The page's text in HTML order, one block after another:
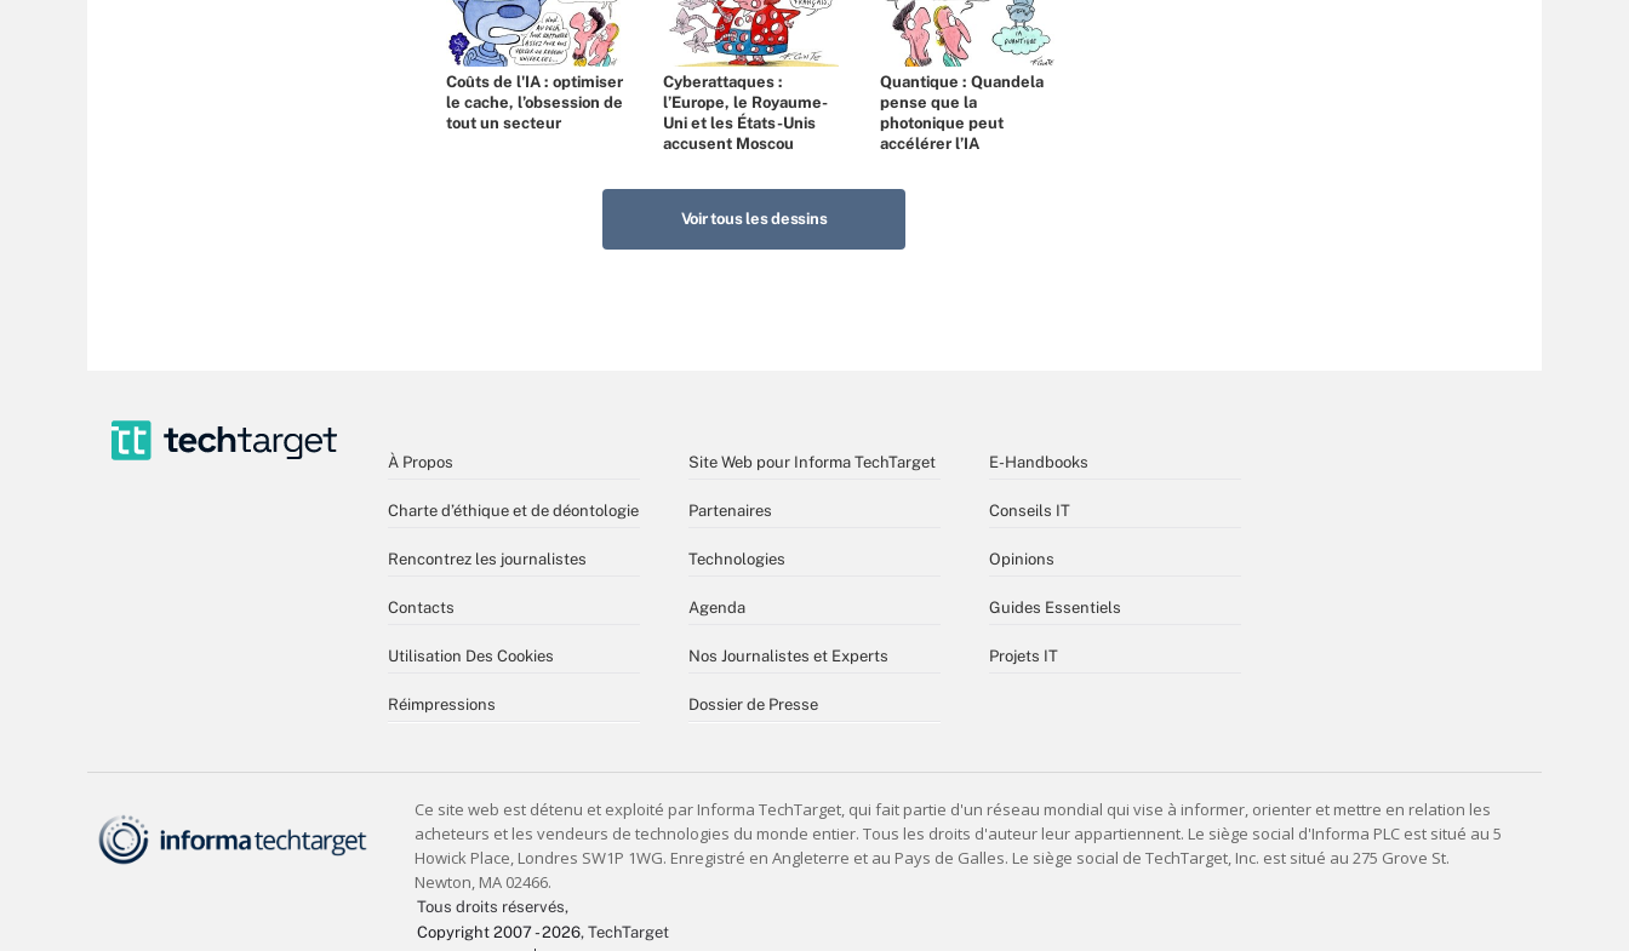
Coûts de l'IA : optimiser
le cache, l’obsession de
tout un secteur
Cyberattaques :
l’Europe, le Royaume-
Uni et les États-Unis
accusent Moscou
Quantique : Quandela
pense que la
photonique peut
accélérer l’IA
Voir tous les dessins
À Propos
Charte d’éthique et de déontologie
Rencontrez les journalistes
Contacts
Utilisation Des Cookies
Réimpressions
Site Web pour Informa TechTarget
Partenaires
Technologies
Agenda
Nos Journalistes et Experts
Dossier de Presse
E-Handbooks
Conseils IT
Opinions
Guides Essentiels
Projets IT
Tous droits réservés,
Copyright 2007 - 2026, TechTarget